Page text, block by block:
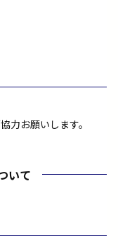
力お願いします。
いて